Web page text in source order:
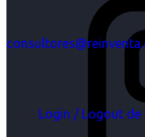
Login / Logout de